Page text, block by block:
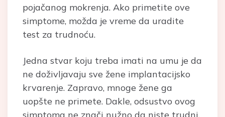
pojačanog mokrenja. Ako primetite ove
simptome, možda je vreme da uradite
test za trudnoću.
Jedna stvar koju treba imati na umu je da
ne doživljavaju sve žene implantacijsko
krvarenje. Zapravo, mnoge žene ga
uopšte ne primete. Dakle, odsustvo ovog